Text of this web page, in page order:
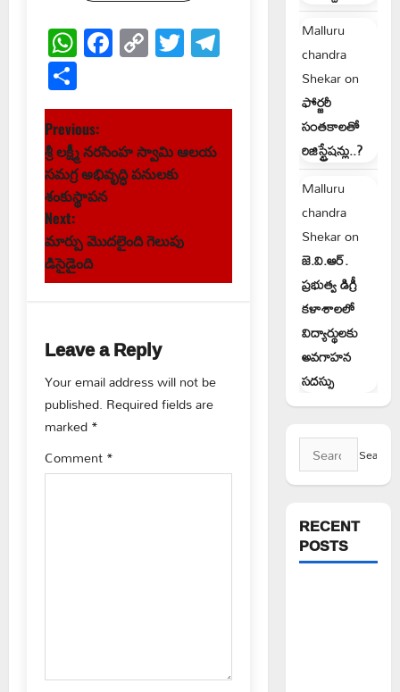
WhatsApp
Facebook
Copy
Link
TwitterTelegram
Share
P
o
s
t
n
v
i
g
a
Previous:
శ్రీ లక్ష్మీ నరసింహ స్వామి ఆలయ
సమగ్ర అభివృద్ధి పనులకు
శంకుస్థాపన
Next:
మార్పు మొదలైంది గెలుపు
డిసైడైంది
Leave a Reply
Your email address will not be
published. Required fields are
marked*
Comment*
Malluru
chandra
Shekaron
ఫోర్జరీ
సంతకాలతో
రిజిస్ట్రేషన్లు..?
Malluru
chandra
Shekaron
జె.వి.ఆర్.
ప్రభుత్వ డిగ్రీ
కళాశాలలో
విద్యార్థులకు
అవగాహన
సదస్సు
Search
for:
RECENT
POSTS